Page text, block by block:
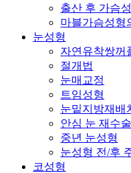
출산 후 가슴
마블가슴성형
눈성형
자연유착쌍꺼
절개법
눈매교정
트임성형
눈밑지방재배
안심 눈 재수술
중년 눈성형
눈성형 전/후
코성형